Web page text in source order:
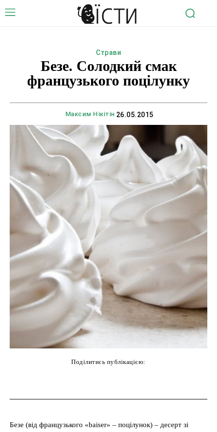
Страви
Безе. Солодкий смак
французького поцілунку
Максим Нікітін 26.05.2015
Поділитись публікацією:
Безе (від французького «baiser» – поцілунок) – десерт зі